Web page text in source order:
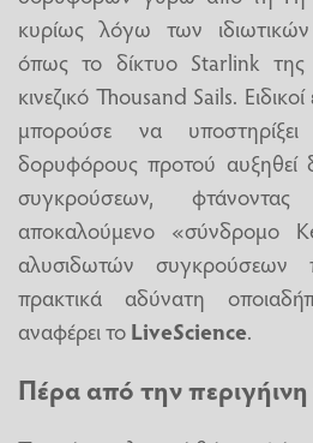
κυρίως λόγω των
όπως το δίκτυο Starlink
κινεζικό Thousand Sails.
μπορούσε να
δορυφόρους προτού αυξηθεί
συγκρούσεων,
αποκαλούμενο «σύνδρομο
αλυσιδωτών συγκρούσεων
πρακτικά αδύνατη
αναφέρει τοLiveScience.
Πέρα από την περιγήινη